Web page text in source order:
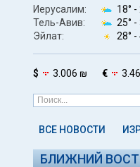
Иерусалим: 18° -
Тель-Авив:
25° -
Эйлат:
28° -
$ 3.006 ₪ €
ВСЕ НОВОСТИ
БЛИЖНИЙ